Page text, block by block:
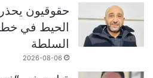
حقوقيون
الحيط في
السلطة
2026-08-06